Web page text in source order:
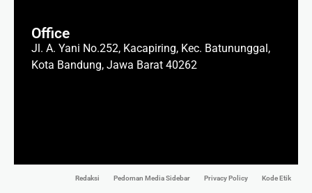
Office
Jl. A. Yani No.252, Kacapiring, Kec. Batununggal,
Kota Bandung, Jawa Barat 40262
Redaksi Pedoman Media Sidebar Privacy Policy Kode Etik